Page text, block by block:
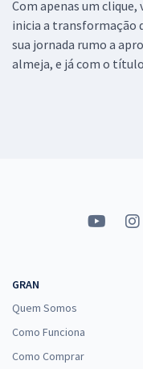
Com apenas um clique,
inicia a transformação
sua jornada rumo a
almeja, e já com o
GRAN
Quem Somos
Como Funciona
Como Comprar